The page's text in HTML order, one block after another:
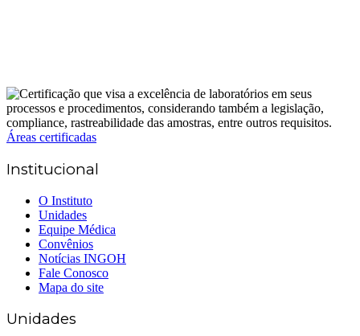
Áreas certificadas
Institucional
O Instituto
Unidades
Equipe Médica
Convênios
Notícias INGOH
Fale Conosco
Mapa do site
Unidades